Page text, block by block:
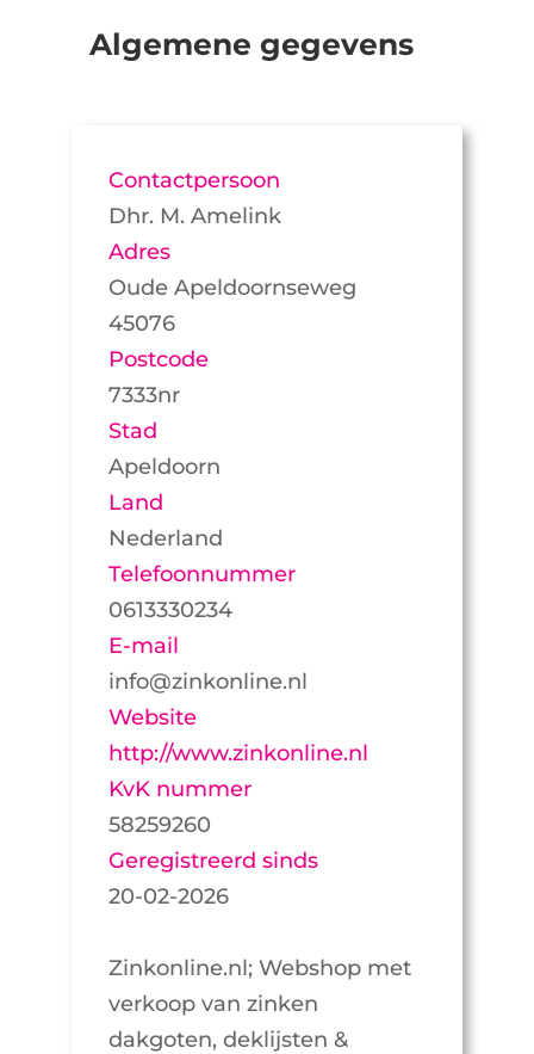
Algemene gegevens
Contactpersoon
Dhr. M. Amelink
Adres
Oude Apeldoornseweg
45076
Postcode
7333nr
Stad
Apeldoorn
Land
Nederland
Telefoonnummer
0613330234
E-mail
info@zinkonline.nl
Website
http://www.zinkonline.nl
KvK nummer
58259260
Geregistreerd sinds
20-02-2026
Zinkonline.nl; Webshop met
verkoop van zinken
dakgoten, deklijsten &